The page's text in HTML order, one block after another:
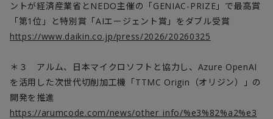
ントが経済産業省と NEDO主催の「GENIAC-PRIZE 」で最高賞
「第1位」と特別賞「AIエージェント賞」をダブル受賞
https://www.daikin.co.jp/press/2026/20260325
＊３ アルム、日本マイクロソフトと協力し、 Azure OpenAI
を活用した次世代切削加工機「TTMC Origin （オリジン）」の
開発を推進
https://arumcode.com/news/other_info/%e3%82%a2%e3